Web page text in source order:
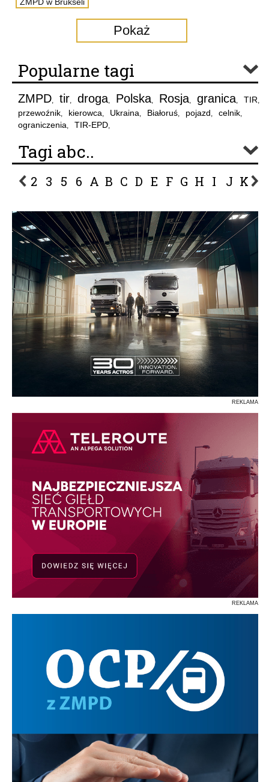
ZMPD w Brukseli
Pokaż
Popularne tagi
ZMPD, tir, droga, Polska, Rosja, granica, TIR,
przewoźnik, kierowca, Ukraina, Białoruś, pojazd, celnik,
ograniczenia, TIR-EPD,
Tagi abc..
2 3 5 6 A B C D E F G H I J K L
REKLAMA
REKLAMA